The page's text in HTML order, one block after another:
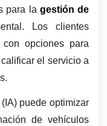
para la gestión de
Los clientes
opciones para
el servicio a
puede optimizar
de vehículos